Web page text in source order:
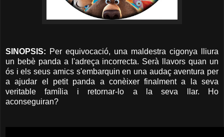
SINOPSIS: Per equivocació, una maldestra cigonya lliura
un bebè panda a l'adreça incorrecta. Serà llavors quan un
ós i els seus amics s'embarquin en una audaç aventura per
a ajudar el petit panda a conèixer finalment a la seva
veritable família i retornar-lo a la seva llar. Ho
aconseguiran?